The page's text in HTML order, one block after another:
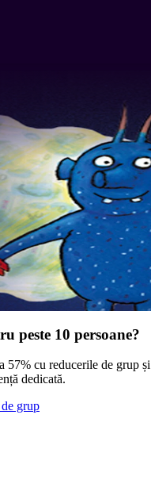
peste 10 persoane?
57% cu reducerile de grup și
dedicată.
grup